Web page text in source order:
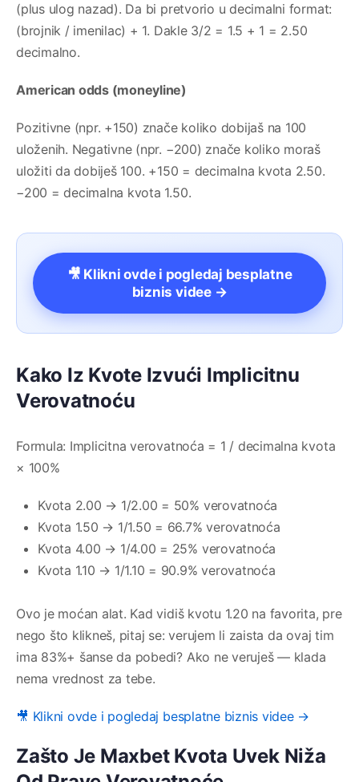
(plus ulog nazad). Da bi pretvorio u decimalni format:
(brojnik / imenilac) + 1. Dakle 3/2 = 1.5 + 1 = 2.50
decimalno.
American odds (moneyline)
Pozitivne (npr. +150) znače koliko dobijaš na 100
uloženih. Negativne (npr. −200) znače koliko moraš
uložiti da dobiješ 100. +150 = decimalna kvota 2.50.
−200 = decimalna kvota 1.50.
🎥 Klikni ovde i pogledaj besplatne
biznis videe →
Kako Iz Kvote Izvući Implicitnu
Verovatnoću
Formula: Implicitna verovatnoća = 1 / decimalna kvota
× 100%
Kvota 2.00 → 1/2.00 = 50% verovatnoća
Kvota 1.50 → 1/1.50 = 66.7% verovatnoća
Kvota 4.00 → 1/4.00 = 25% verovatnoća
Kvota 1.10 → 1/1.10 = 90.9% verovatnoća
Ovo je moćan alat. Kad vidiš kvotu 1.20 na favorita, pre
nego što klikneš, pitaj se: verujem li zaista da ovaj tim
ima 83%+ šanse da pobedi? Ako ne veruješ — klada
nema vrednost za tebe.
🎥 Klikni ovde i pogledaj besplatne biznis videe →
Zašto Je Maxbet Kvota Uvek Niža